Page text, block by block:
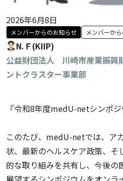
2026年6月8日
メンバーからのお知らせ メンバーか
N.Ｆ(KIIP)
公益財団法人 川崎市産業振興
ントクラスター事業部
『令和8年度medU-netシンポジ
このたび、medU-netでは、ア
状、最新のヘルスケア政策、そ
的な取り組みを共有し、今後の